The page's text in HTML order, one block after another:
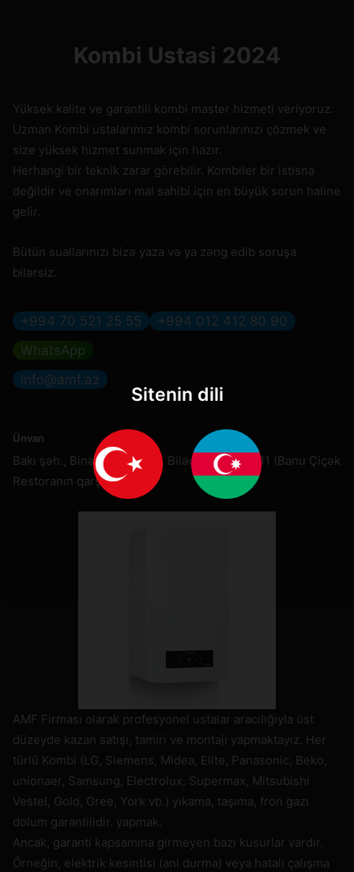
Kombi Ustasi 2024
Yüksek kalite ve garantili kombi master hizmeti veriyoruz.
Uzman Kombi ustalarımız kombi sorunlarınızı çözmek ve
size yüksek hizmet sunmak için hazır.
Herhangi bir teknik zarar görebilir. Kombiler bir istisna
değildir ve onarımları mal sahibi için en büyük sorun haline
gelir.
Bütün suallarınızı bizə yaza və ya zəng edib soruşa
bilərsiz.
+994 70 521 25 55
+994 012 412 80 90
WhatsApp
info@amf.az
Ünvan
Bakı şəh., Binəqədi rayonu, Biləcəri şossesi 11 (Banu Çiçək
Restoranın qarşı küçəsi)
AMF Firması olarak profesyonel ustalar aracılığıyla üst
düzeyde kazan satışı, tamiri ve montajı yapmaktayız. Her
türlü Kombi (LG, Siemens, Midea, Elite, Panasonic, Beko,
unionaer, Samsung, Electrolux, Supermax, Mitsubishi
Vestel, Gold, Gree, York vb.) yıkama, taşıma, fron gazı
dolum garantilidir. yapmak.
Ancak, garanti kapsamına girmeyen bazı kusurlar vardır.
Örneğin, elektrik kesintisi (ani durma) veya hatalı çalışma
Sitenin dili